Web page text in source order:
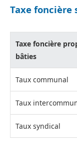
Taxe foncière
Taxe foncière
bâties
Taux communal
Taux
Taux syndical